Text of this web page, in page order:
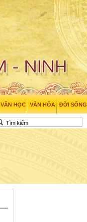
VĂN HỌC VĂN HÓA ĐỜI SỐNG